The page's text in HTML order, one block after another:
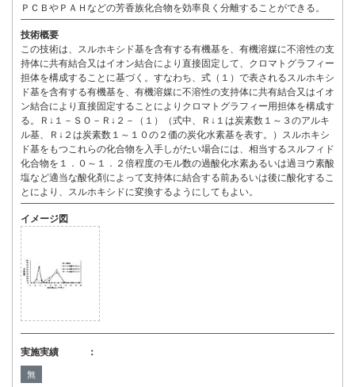
ＰＣＢやＰＡＨなどの芳香族化合物を効率良く分離することができる。
技術概要
この技術は、スルホキシド基を含有する有機基を、有機溶媒に不溶性の支
持体に共有結合又はイオン結合により直接固定して、クロマトグラフィー
担体を構成することに基づく。すなわち、式（１）で表されるスルホキシ
ド基を含有する有機基を、有機溶媒に不溶性の支持体に共有結合又はイオ
ン結合により直接固定することによりクロマトグラフィー用担体を構成す
る。Ｒ↓１－ＳＯ－Ｒ↓２－（１）（式中、Ｒ↓１は炭素数１～３のアルキ
ル基、Ｒ↓２は炭素数１～１０の２価の炭化水素基を表す。）スルホキシ
ド基をもつこれらの化合物を入手しがたい場合には、相当するスルフィド
化合物を１．０～１．２倍程度のモル数の過酸化水素あるいは過ヨウ素酸
塩など適当な酸化剤によって支持体に結合する前あるいは後に酸化するこ
とにより、スルホキシドに変換するようにしてもよい。
イメージ図
実施実績 ：
無